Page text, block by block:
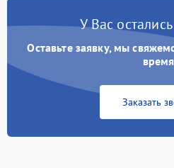
У Вас
Оставьте заявку, мы
время
Заказать